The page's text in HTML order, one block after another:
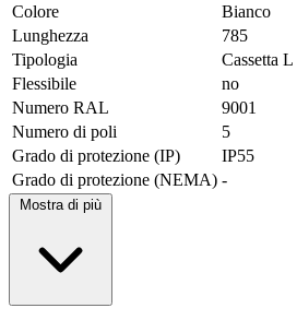
Colore
Bianco
Lunghezza
785
Tipologia
Cassetta L
Flessibile
no
Numero RAL
9001
Numero di poli
5
Grado di protezione (IP)
IP55
Grado di protezione (NEMA) -
Mostra di più